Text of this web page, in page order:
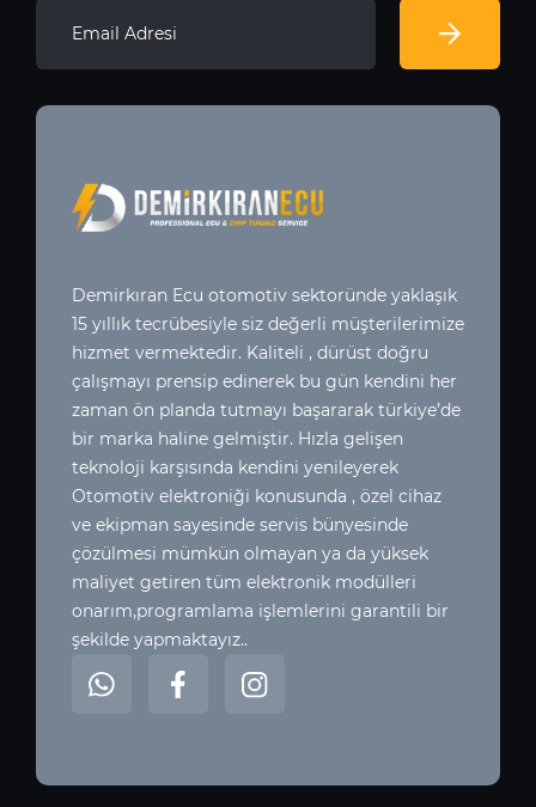
Demirkıran Ecu otomotiv sektoründe yaklaşık
15 yıllık tecrübesiyle siz değerli müşterilerimize
hizmet vermektedir. Kaliteli , dürüst doğru
çalışmayı prensip edinerek bu gün kendini her
zaman ön planda tutmayı başararak türkiye’de
bir marka haline gelmiştir. Hızla gelişen
teknoloji karşısında kendini yenileyerek
Otomotiv elektroniği konusunda , özel cihaz
ve ekipman sayesinde servis bünyesinde
çözülmesi mümkün olmayan ya da yüksek
maliyet getiren tüm elektronik modülleri
onarım,programlama işlemlerini garantili bir
şekilde yapmaktayız..